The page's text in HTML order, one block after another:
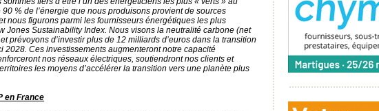
% de l’énergie que nous produisons provient de sources
nous figurons parmi les fournisseurs énergétiques les plus
Jones Sustainability Index. Nous visons la neutralité carbone (net
prévoyons d’investir plus de 12 milliards d’euros dans la transition
2028. Ces investissements augmenteront notre capacité
nos réseaux électriques, soutiendront nos clients et
les moyens d’accélérer la transition vers une planète plus
en France